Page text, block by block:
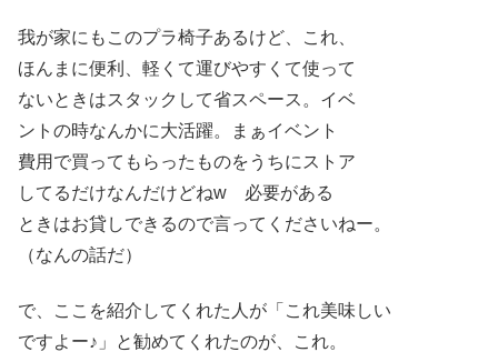
我が家にもこのプラ椅子あるけど、これ、
ほんまに便利、軽くて運びやすくて使って
ないときはスタックして省スペース。イベ
ントの時なんかに大活躍。まぁイベント
費用で買ってもらったものをうちにストア
してるだけなんだけどねw 必要がある
ときはお貸しできるので言ってくださいねー。
（なんの話だ）
で、ここを紹介してくれた人が「これ美味しい
ですよー♪」と勧めてくれたのが、これ。